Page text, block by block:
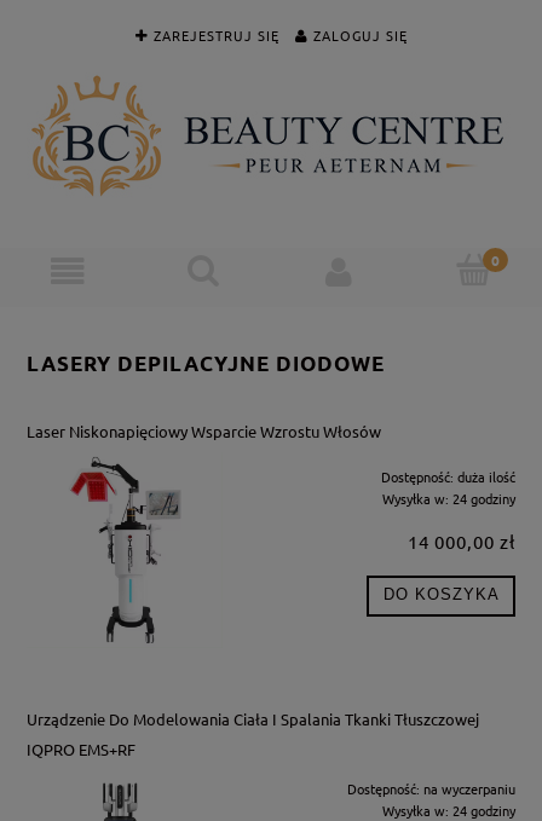
ZAREJESTRUJ SIĘ ZALOGUJ SIĘ
LASERY DEPILACYJNE DIODOWE
Laser Niskonapięciowy Wsparcie Wzrostu Włosów
Dostępność: duża ilość
Wysyłka w: 24 godziny
14 000,00 zł
DO KOSZYKA
Urządzenie Do Modelowania Ciała I Spalania Tkanki Tłuszczowej
IQPRO EMS+RF
Dostępność: na wyczerpaniu
Wysyłka w: 24 godziny